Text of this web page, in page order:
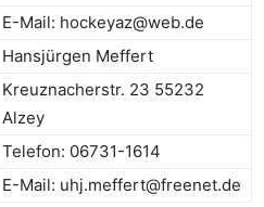
E-Mail: hockeyaz@web.de
Hansjürgen Meffert
Kreuznacherstr. 23 55232
Alzey
Telefon: 06731-1614
E-Mail: uhj.meffert@freenet.de